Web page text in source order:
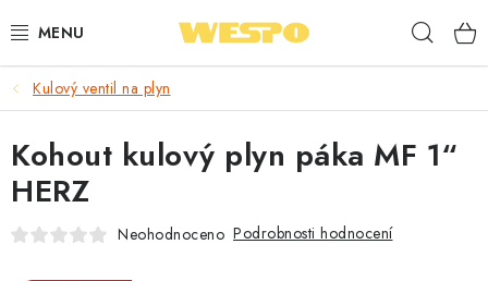
na
ARMATURY PRO TOPENÍ A VODU
TOPENÍ A OHŘEV VODY
TVAROVKY A TRUBKY
Kulový ventil na plyn
Kohout kulový plyn páka MF 1“
HERZ
Neohodnoceno Podrobnosti hodnocení